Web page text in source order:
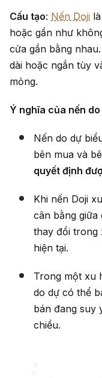
Cấu tạo: Nến Doji
hoặc gần như
cửa gần bằng
dài hoặc ngắn tùy
mỏng.
Ý nghĩa của nến do
Nến do dự
bên mua và
quyết định
Khi nến Doji
cân bằng
thay đổi trong
hiện tại.
Trong một xu
do dự có thể
bán đang suy
chiều.